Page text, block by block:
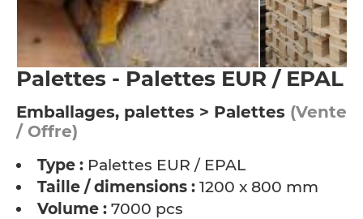
Palettes - Palettes EUR / EPAL
Emballages, palettes > Palettes (Vente
/ Offre)
Type : Palettes EUR / EPAL
Taille / dimensions : 1200 x 800 mm
Volume : 7000 pcs